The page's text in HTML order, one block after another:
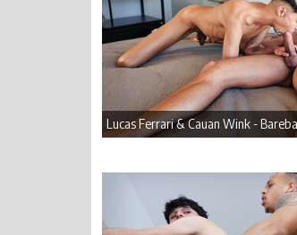
Lucas Ferrari & Cauan Wink -